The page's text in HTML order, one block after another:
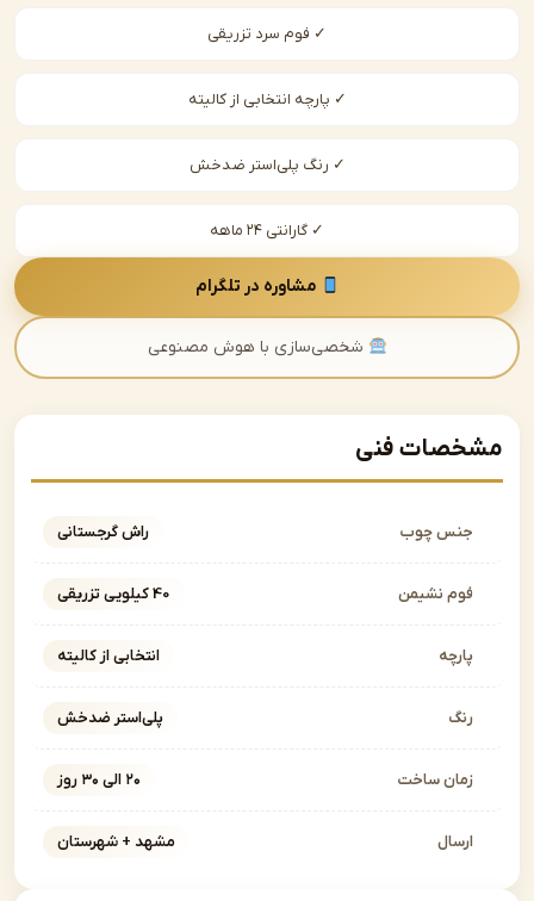
✓ فوم سرد تزریقی
✓ پارچه انتخابی از کالیته
✓ رنگ پلی‌استر ضدخش
مشاوره در تلگرام
شخصی‌سازی با هوش مصنوعی
فنی
جنس چوب راش گرجستانی
فوم نشیمن
انتخابی از کالیته
پلی‌استر ضدخش
زمان ساخت
مشهد + شهرستان